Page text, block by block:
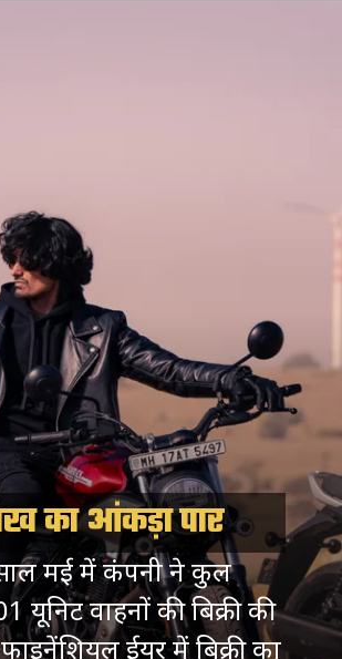
का आंकड़ा पार
मई में कंपनी ने कुल
यूनिट वाहनों की बिक्री की
ईयर में बिक्री का